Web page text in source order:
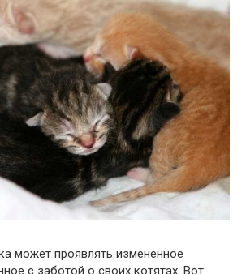
может проявлять измененное
с заботой о своих котятах. Вот